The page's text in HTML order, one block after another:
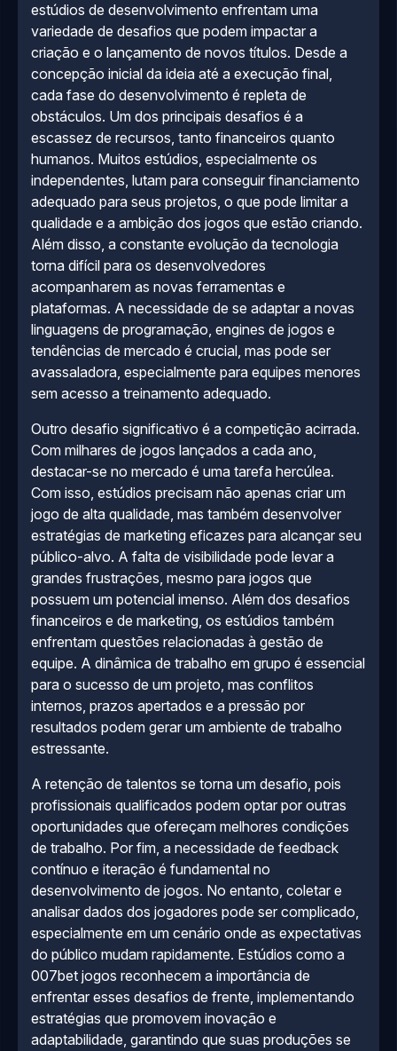
estúdios de desenvolvimento enfrentam uma
variedade de desafios que podem impactar a
criação e o lançamento de novos títulos. Desde a
concepção inicial da ideia até a execução final,
cada fase do desenvolvimento é repleta de
obstáculos. Um dos principais desafios é a
escassez de recursos, tanto financeiros quanto
humanos. Muitos estúdios, especialmente os
independentes, lutam para conseguir financiamento
adequado para seus projetos, o que pode limitar a
qualidade e a ambição dos jogos que estão criando.
Além disso, a constante evolução da tecnologia
torna difícil para os desenvolvedores
acompanharem as novas ferramentas e
plataformas. A necessidade de se adaptar a novas
linguagens de programação, engines de jogos e
tendências de mercado é crucial, mas pode ser
avassaladora, especialmente para equipes menores
sem acesso a treinamento adequado.
Outro desafio significativo é a competição acirrada.
Com milhares de jogos lançados a cada ano,
destacar-se no mercado é uma tarefa hercúlea.
Com isso, estúdios precisam não apenas criar um
jogo de alta qualidade, mas também desenvolver
estratégias de marketing eficazes para alcançar seu
público-alvo. A falta de visibilidade pode levar a
grandes frustrações, mesmo para jogos que
possuem um potencial imenso. Além dos desafios
financeiros e de marketing, os estúdios também
enfrentam questões relacionadas à gestão de
equipe. A dinâmica de trabalho em grupo é essencial
para o sucesso de um projeto, mas conflitos
internos, prazos apertados e a pressão por
resultados podem gerar um ambiente de trabalho
estressante.
A retenção de talentos se torna um desafio, pois
profissionais qualificados podem optar por outras
oportunidades que ofereçam melhores condições
de trabalho. Por fim, a necessidade de feedback
contínuo e iteração é fundamental no
desenvolvimento de jogos. No entanto, coletar e
analisar dados dos jogadores pode ser complicado,
especialmente em um cenário onde as expectativas
do público mudam rapidamente. Estúdios como a
007bet jogos reconhecem a importância de
enfrentar esses desafios de frente, implementando
estratégias que promovem inovação e
adaptabilidade, garantindo que suas produções se